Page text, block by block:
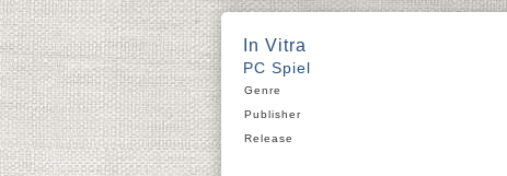
In Vitra
PC Spiel
Genre
Publisher
Release